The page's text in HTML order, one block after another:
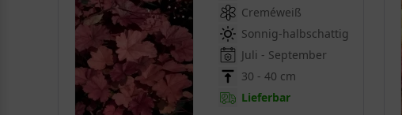
Creméweiß
Sonnig-halbschattig
Juli - September
30 - 40 cm
Lieferbar